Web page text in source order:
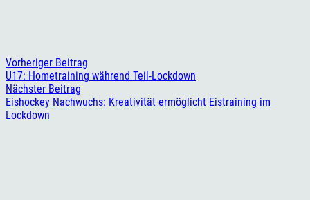
Vorheriger Beitrag
U17: Hometraining während Teil-Lockdown
Nächster Beitrag
Eishockey Nachwuchs: Kreativität ermöglicht Eistraining im
Lockdown